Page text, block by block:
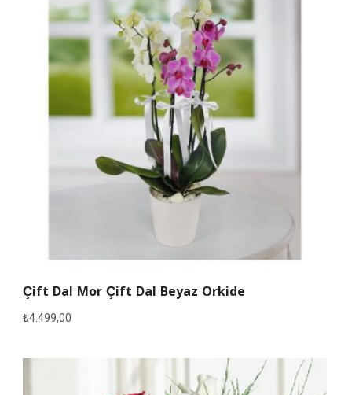
Çift Dal Mor Çift Dal Beyaz Orkide
₺4.499,00